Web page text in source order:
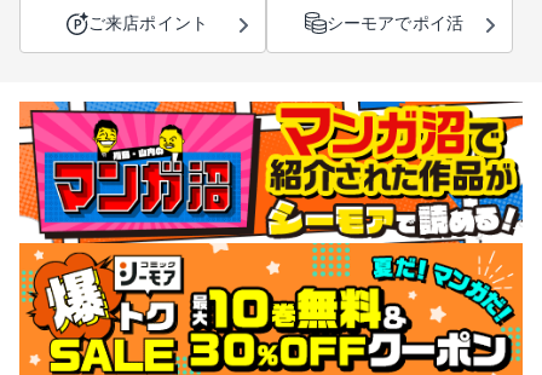
ご来店ポイント シーモアでポイ活